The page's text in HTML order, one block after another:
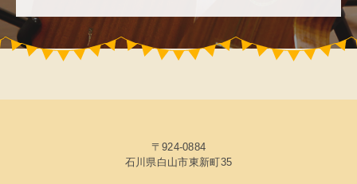
〒924-0884
石川県白山市東新町35